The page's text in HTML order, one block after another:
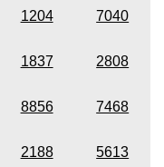
1204 7040
1837 2808
8856 7468
2188 5613